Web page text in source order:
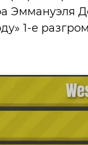
Эммануэля
1-е